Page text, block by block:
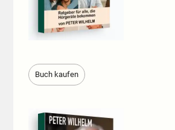
Buch kaufen